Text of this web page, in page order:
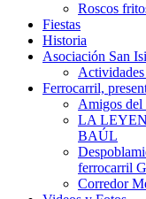
Roscos
Fiestas
Historia
Asociación San
Ferrocarril,
Amigos del
LA
BAÚL
ferrocarril
Corredor